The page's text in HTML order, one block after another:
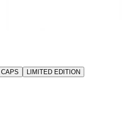
CAPS LIMITED EDITION